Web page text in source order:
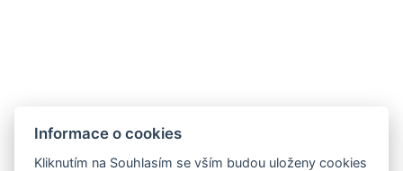
Informace o cookies
Kliknutím na Souhlasím se vším budou uloženy cookies